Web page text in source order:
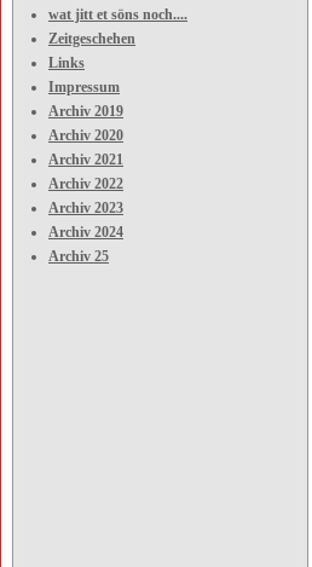
wat jitt et söns noch....
Zeitgeschehen
Links
Impressum
Archiv 2019
Archiv 2020
Archiv 2021
Archiv 2022
Archiv 2023
Archiv 2024
Archiv 25